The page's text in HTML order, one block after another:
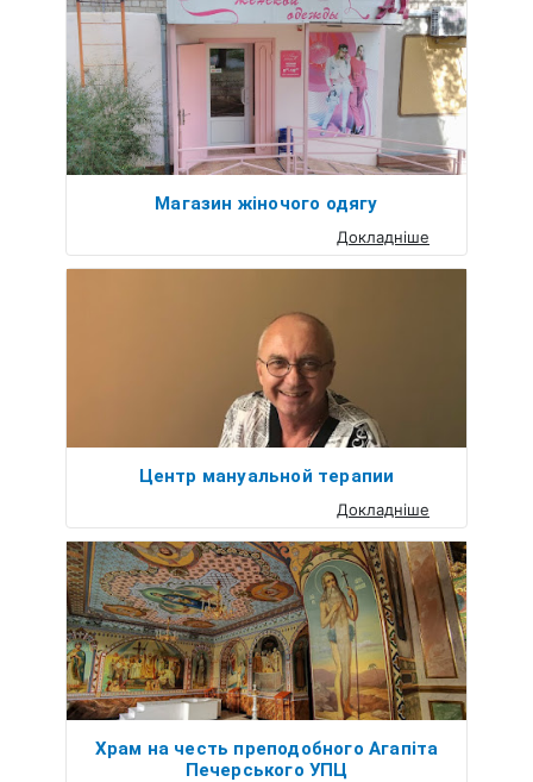
Магазин жіночого одягу
Докладніше
Центр мануальной терапии
Докладніше
Храм на честь преподобного Агапіта
Печерського УПЦ